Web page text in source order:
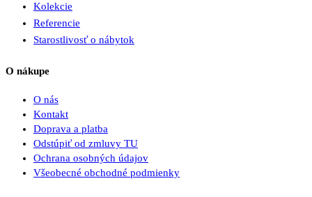
Kolekcie
Referencie
Starostlivosť o nábytok
O nákupe
O nás
Kontakt
Doprava a platba
Odstúpiť od zmluvy TU
Ochrana osobných údajov
Všeobecné obchodné podmienky